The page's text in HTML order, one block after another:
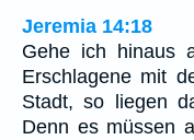
Jeremia 14:18
Gehe ich hinaus
Erschlagene mit
Stadt, so liegen
Denn es müssen